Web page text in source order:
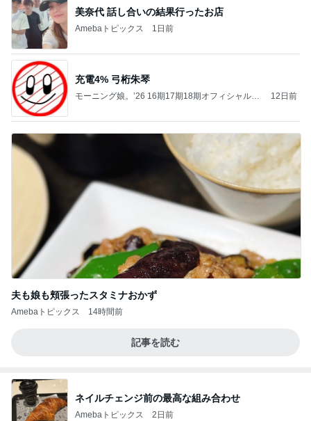
美奈代 話し合いの結果行ったお店
Amebaトピックス 1日前
充電4% 弓桁朱琴
モーニング娘。’26 16期17期18期オフィシャルブ
12日前
夫も娘も頬張ったスタミナおかず
Amebaトピックス 14時間前
記事を読む
ネイルチェンジ前の最高な組み合わせ
Amebaトピックス 2日前